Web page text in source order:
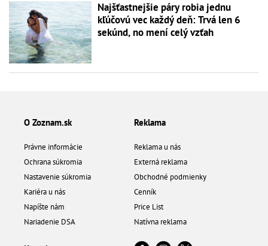
Najšťastnejšie páry robia jednu
kľúčovú vec každý deň: Trvá len 6
sekúnd, no mení celý vzťah
O Zoznam.sk
Právne informácie
Ochrana súkromia
Nastavenie súkromia
Kariéra u nás
Napíšte nám
Nariadenie DSA
Reklama
Reklama u nás
Externá reklama
Obchodné podmienky
Cenník
Price List
Natívna reklama